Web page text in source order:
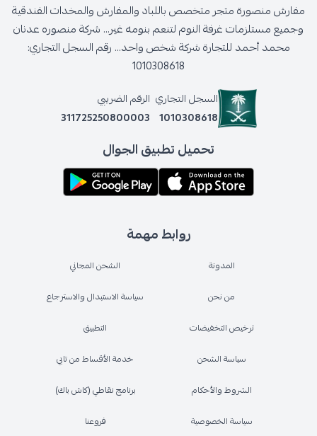
روابط مهمة
المدونة
من نحن
ترخيص التخفيضات
سياسة الشحن
الشروط والأحكام
سياسة الخصوصية
الشحن المجاني
سياسة الاستبدال والاسترجاع
التطبيق
خدمة الأقساط من تابي
برنامج نقاطي (كاش باك)
فروعنا
مفارش منصورة متجر متخصص باللباد والمفارش والمخدات الفندقية
وجميع مستلزمات غرفة النوم لتنعم بنومه غير... شركة منصوره عدنان
محمد أحمد للتجارة شركة شخص واحد... رقم السجل التجاري:
1010308618
السجل التجاري
1010308618
الرقم الضريبي
311725250800003
تحميل تطبيق الجوال